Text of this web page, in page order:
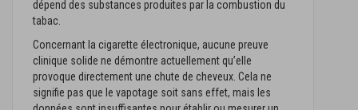
dépend des substances produites par la combustion du
tabac.
Concernant la cigarette électronique, aucune preuve
clinique solide ne démontre actuellement qu’elle
provoque directement une chute de cheveux. Cela ne
signifie pas que le vapotage soit sans effet, mais les